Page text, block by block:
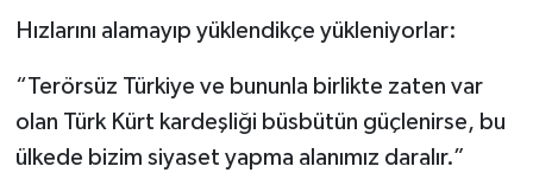
Hızlarını alamayıp yüklendikçe yükleniyorlar:
“Terörsüz Türkiye ve bununla birlikte zaten var
olan Türk Kürt kardeşliği büsbütün güçlenirse, bu
ülkede bizim siyaset yapma alanımız daralır.”